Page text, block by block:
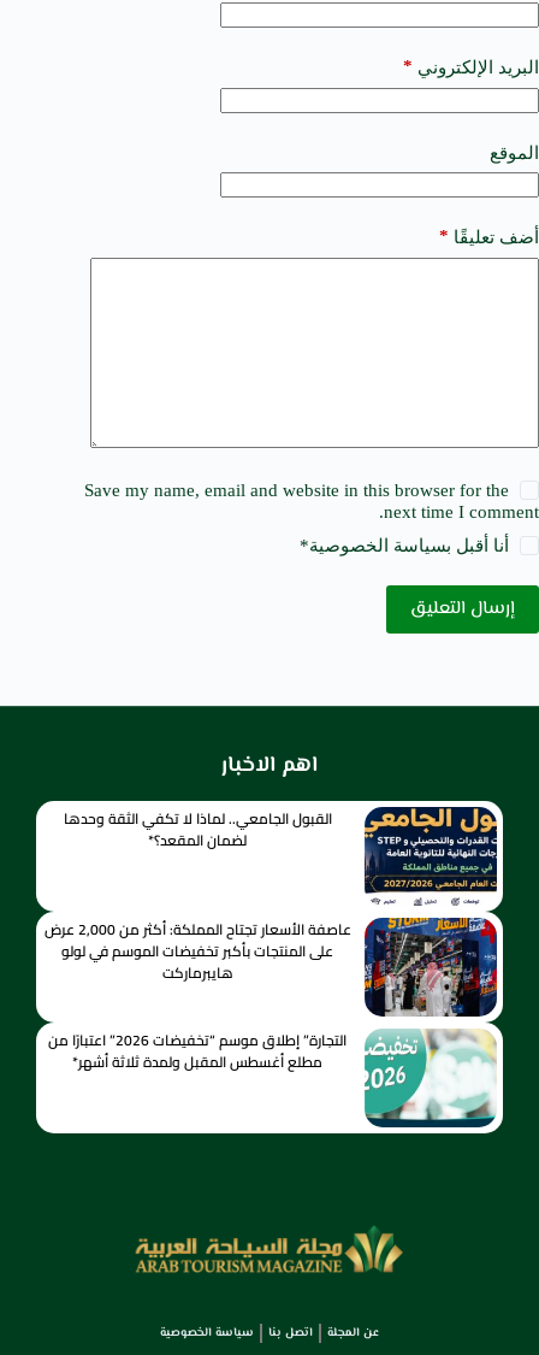
البريد الإلكتروني *
الموقع
أضف تعليقًا *
Save my name, email and website in this browser for the
next time I comment.
أنا أقبل بسياسة الخصوصية*
إرسال التعليق
a
t
i
e
:
اهم الاخبار
القبول الجامعي.. لماذا لا تكفي الثقة وحدها
لضمان المقعد؟*
عاصفة الأسعار تجتاح المملكة: أكثر من 2,000 عرض
على المنتجات بأكبر تخفيضات الموسم في لولو
هايبرماركت
التجارة” إطلاق موسم “تخفيضات 2026” اعتبارًا من
مطلع أغسطس المقبل ولمدة ثلاثة أشهر*
عن المجلة اتصل بنا سياسة الخصوصية